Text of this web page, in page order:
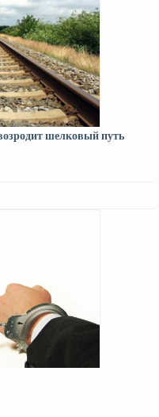
шелковый путь